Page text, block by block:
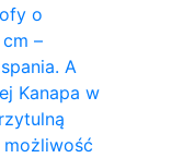
o
–
A
Kanapa w